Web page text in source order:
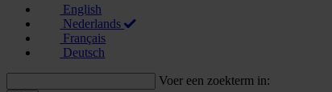
English
Nederlands
Français
Deutsch
Voer een zoekterm in: